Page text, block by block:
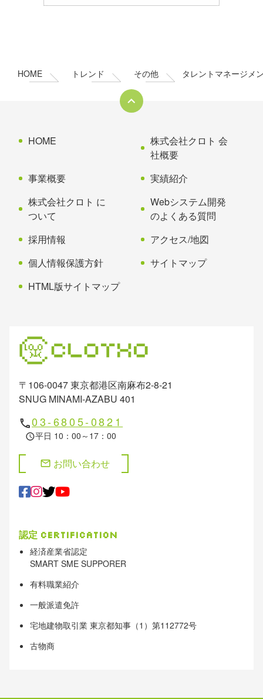
HOME トレンド その他 タレントマネージメ
〒106-0047 東京都港区南麻布2-8-21
SNUG MINAMI-AZABU 401
phone03-6805-0821
schedule平日 10：00～17：00
mail お問い合わせ
認定 Certification
経済産業省認定
SMART SME SUPPORER
有料職業紹介
一般派遣免許
宅地建物取引業 東京都知事（1）第112772号
古物商
HOME
株式会社クロト 会
社概要
事業概要
実績紹介
株式会社クロト に
ついて
Webシステム開発
のよくある質問
採用情報
アクセス/地図
個人情報保護方針
サイトマップ
HTML版サイトマップ